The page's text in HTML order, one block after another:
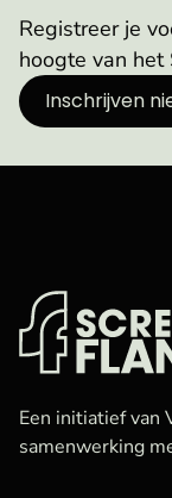
Registreer je
hoogte van het
Inschrijven
VAF
Een initiatief van
samenwerking